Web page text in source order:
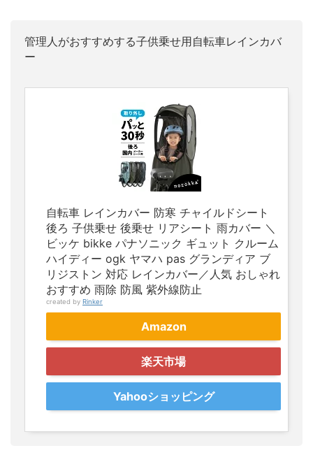
管理人がおすすめする子供乗せ用自転車レインカバ
ー
自転車 レインカバー 防寒 チャイルドシート
後ろ 子供乗せ 後乗せ リアシート 雨カバー ＼
ビッケ bikke パナソニック ギュット クルーム
ハイディー ogk ヤマハ pas グランディア ブ
リジストン 対応 レインカバー／人気 おしゃれ
おすすめ 雨除 防風 紫外線防止
created by Rinker
Amazon
楽天市場
Yahooショッピング